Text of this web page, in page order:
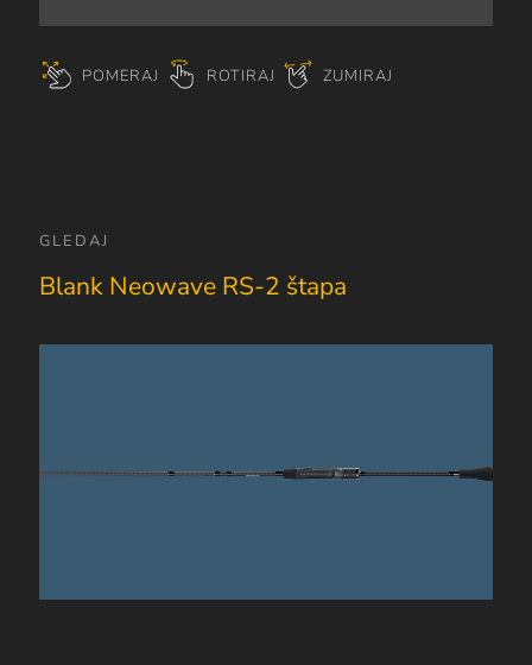
POMERAJ ROTIRAJ ZUMIRAJ
GLEDAJ
Blank Neowave RS-2 štapa